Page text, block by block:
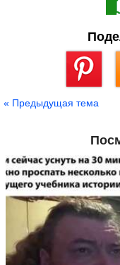
« Предыдущая тема